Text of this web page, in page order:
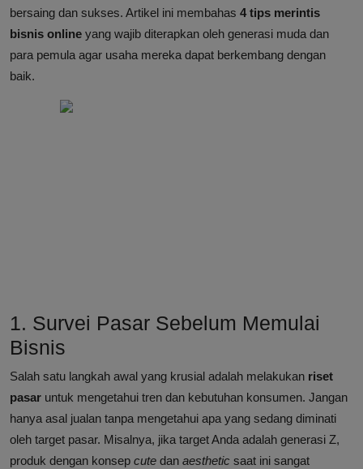
bersaing dan sukses. Artikel ini membahas 4 tips merintis
bisnis online yang wajib diterapkan oleh generasi muda dan
para pemula agar usaha mereka dapat berkembang dengan
baik.
1. Survei Pasar Sebelum Memulai
Bisnis
Salah satu langkah awal yang krusial adalah melakukan riset
pasar untuk mengetahui tren dan kebutuhan konsumen. Jangan
hanya asal jualan tanpa mengetahui apa yang sedang diminati
oleh target pasar. Misalnya, jika target Anda adalah generasi Z,
produk dengan konsep cute dan aesthetic saat ini sangat